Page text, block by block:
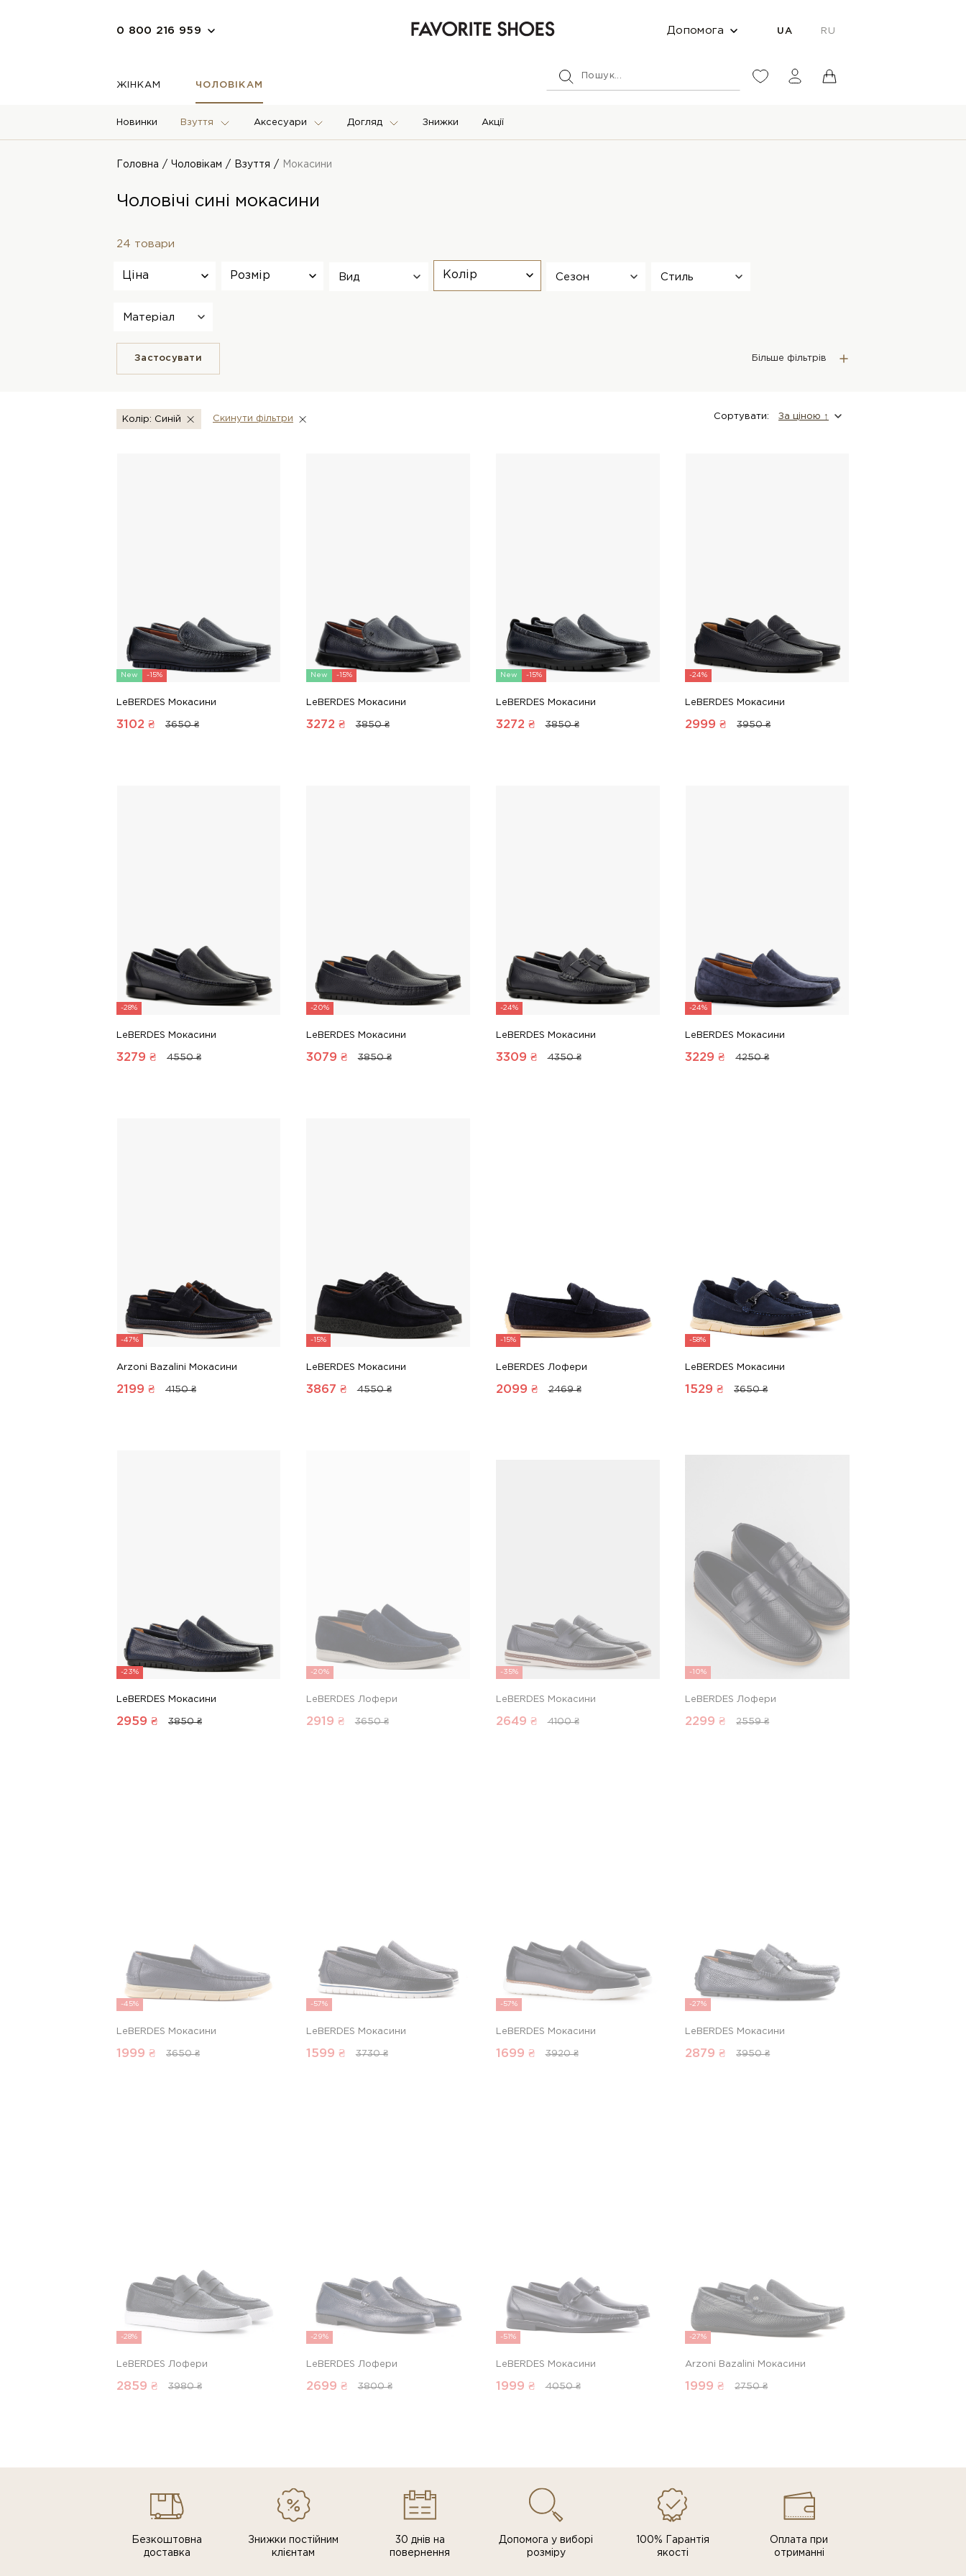
0 800 216 959 Допомога UA RU
ЖІНКАМ ЧОЛОВІКАМ
Новинки Взуття Аксесуари Догляд Знижки Акції
Головна Чоловікам Взуття Мокасини
Чоловічі сині мокасини
24 товари
Ціна Розмір Вид Колір Сезон Стиль
Матеріал
Застосувати Більше фільтрів
Сортувати: За цiною ↑
Колір: Синій Скинути фiльтри
New -15%
LeBERDES Мокасини
3102 ₴ 3650 ₴
New -15%
LeBERDES Мокасини
3272 ₴ 3850 ₴
New -15%
LeBERDES Мокасини
3272 ₴ 3850 ₴
-24%
LeBERDES Мокасини
2999 ₴ 3950 ₴
-28%
LeBERDES Мокасини
3279 ₴ 4550 ₴
-20%
LeBERDES Мокасини
3079 ₴ 3850 ₴
-24%
LeBERDES Мокасини
3309 ₴ 4350 ₴
-24%
LeBERDES Мокасини
3229 ₴ 4250 ₴
-47%
Arzoni Bazalini Мокасини
2199 ₴ 4150 ₴
-15%
LeBERDES Мокасини
3867 ₴ 4550 ₴
-15%
LeBERDES Лофери
2099 ₴ 2469 ₴
-58%
LeBERDES Мокасини
1529 ₴ 3650 ₴
-23%
LeBERDES Мокасини
2959 ₴ 3850 ₴
-20%
LeBERDES Лофери
2919 ₴ 3650 ₴
-35%
LeBERDES Мокасини
2649 ₴ 4100 ₴
-10%
LeBERDES Лофери
2299 ₴ 2559 ₴
-45%
LeBERDES Мокасини
1999 ₴ 3650 ₴
-57%
LeBERDES Мокасини
1599 ₴ 3730 ₴
-57%
LeBERDES Мокасини
1699 ₴ 3920 ₴
-27%
LeBERDES Мокасини
2879 ₴ 3950 ₴
-28%
LeBERDES Лофери
2859 ₴ 3980 ₴
-29%
LeBERDES Лофери
2699 ₴ 3800 ₴
-51%
LeBERDES Мокасини
1999 ₴ 4050 ₴
-27%
Arzoni Bazalini Мокасини
1999 ₴ 2750 ₴
Безкоштовна
доставка
Знижки постiйним
клiєнтам
30 днів на
повернення
Допомога у виборі
розміру
100% Гарантія
якості
Оплата при
отриманні